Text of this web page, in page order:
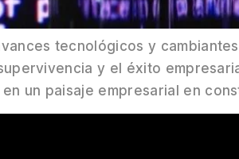
tecnológicos y
y el éxito
un paisaje empresarial en